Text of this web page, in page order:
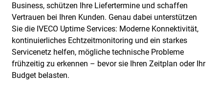
Business, schützen Ihre Liefertermine und schaffen
Vertrauen bei Ihren Kunden. Genau dabei unterstützen
Sie die IVECO Uptime Services: Moderne Konnektivität,
kontinuierliches Echtzeitmonitoring und ein starkes
Servicenetz helfen, mögliche technische Probleme
frühzeitig zu erkennen – bevor sie Ihren Zeitplan oder Ihr
Budget belasten.